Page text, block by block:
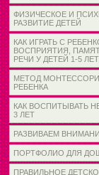
ФИЗИЧЕСКОЕ И
РАЗВИТИЕ ДЕТЕЙ
КАК ИГРАТЬ С
ВОСПРИЯТИЯ,
РЕЧИ У ДЕТЕЙ 1-5 ЛЕТ
МЕТОД
РЕБЕНКА
КАК ВОСПИТЫВАТЬ
3 ЛЕТ
РАЗВИВАЕМ
ПОРТФОЛИО ДЛЯ
ПРАВИЛЬНОЕ